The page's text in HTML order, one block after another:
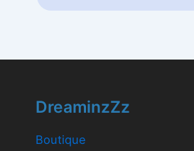
DreaminzZz
Boutique